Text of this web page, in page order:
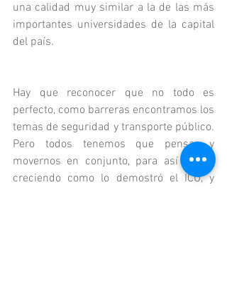
una calidad muy similar a la de las más
importantes universidades de la capital
del país.
Hay que reconocer que no todo es
perfecto, como barreras encontramos los
temas de seguridad y transporte público.
Pero todos tenemos que pensar y
movernos en conjunto, para así seguir
creciendo como lo demostró el ICU, y